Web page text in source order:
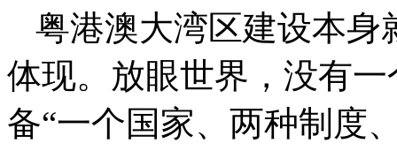
粤港澳大湾区建设本身
体现。放眼世界，没有
备“一个国家、两种制度